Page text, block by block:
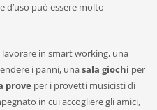
d’uso può essere molto
lavorare in smart working, una
i panni, unasala giochi per
prove per i provetti musicisti di
in cui accogliere gli amici,